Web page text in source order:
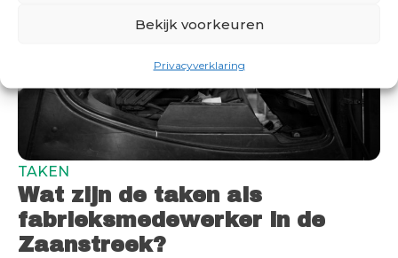
Bekijk voorkeuren
Privacyverklaring
TAKEN
Wat zijn de taken als
fabrieksmedewerker in de
Zaanstreek?